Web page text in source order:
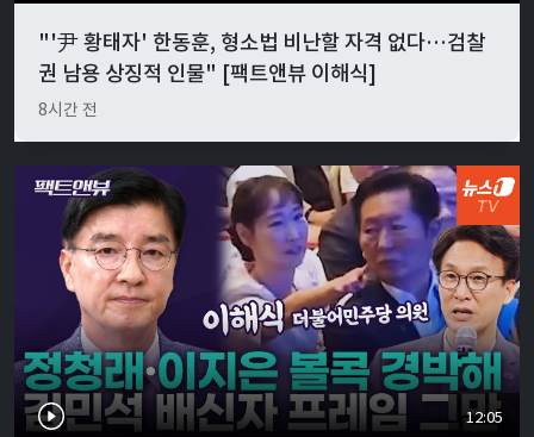
"'尹 황태자' 한동훈, 형소법 비난할 자격 없다…검찰
권 남용 상징적 인물" [팩트앤뷰 이해식]
8시간 전
12:05